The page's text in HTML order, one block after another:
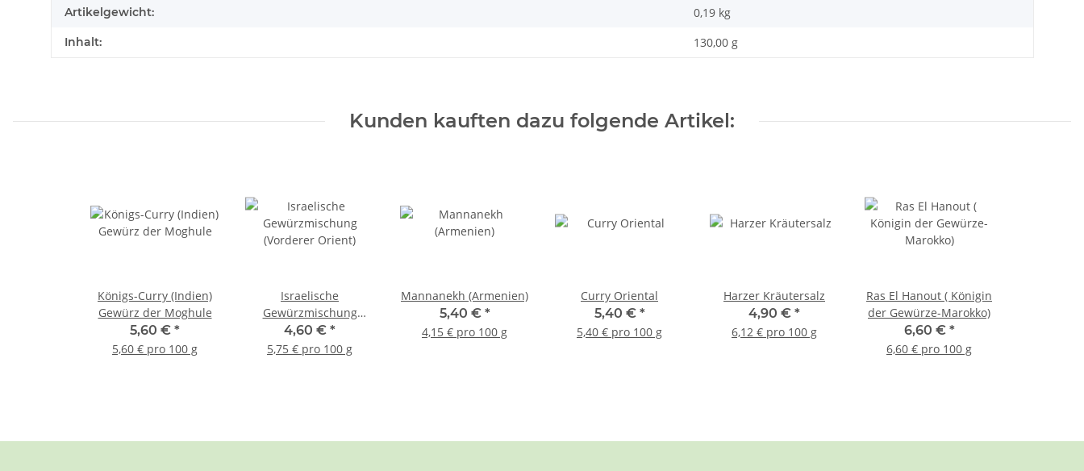
Artikelgewicht: 0,19 kg
Inhalt: 130,00 g
Kunden kauften dazu folgende Artikel:
Königs-Curry (Indien)
Gewürz der Moghule
5,60 € *
5,60 € pro 100 g
Israelische
Gewürzmischung
(Vorderer Orient)
4,60 € *
5,75 € pro 100 g
Mannanekh (Armenien)
5,40 € *
4,15 € pro 100 g
Curry Oriental
5,40 € *
5,40 € pro 100 g
Harzer Kräutersalz
4,90 € *
6,12 € pro 100 g
Ras El Hanout ( Königin
der Gewürze-Marokko)
6,60 € *
6,60 € pro 100 g